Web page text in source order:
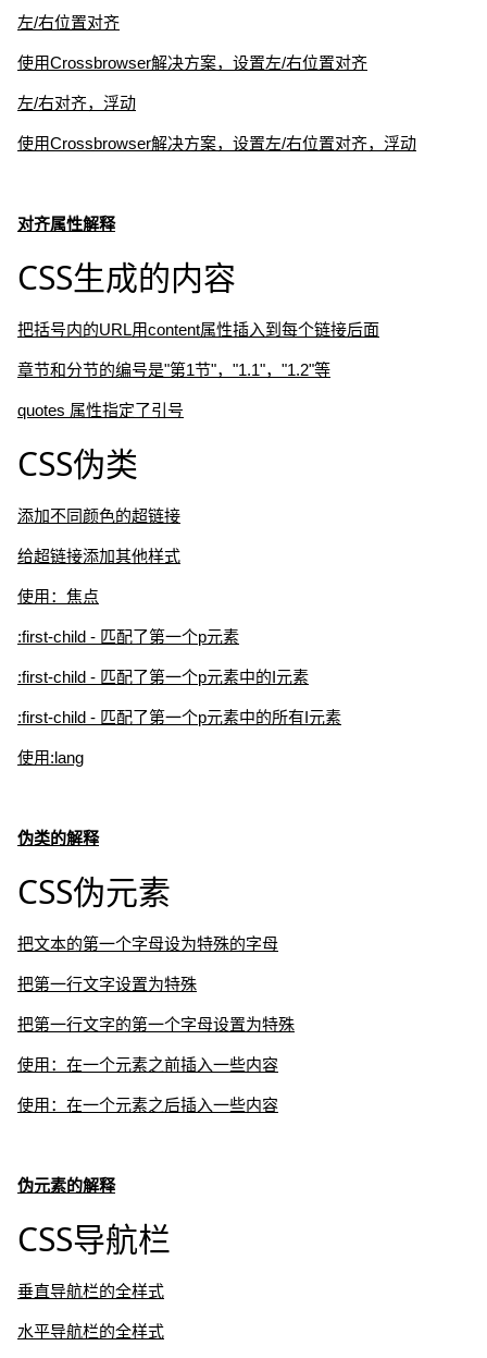
左/右位置对齐
使用Crossbrowser解决方案，设置左/右位置对齐
左/右对齐，浮动
使用Crossbrowser解决方案，设置左/右位置对齐，浮动
对齐属性解释
CSS生成的内容
把括号内的URL用content属性插入到每个链接后面
章节和分节的编号是"第1节"，"1.1"，"1.2"等
quotes 属性指定了引号
CSS伪类
添加不同颜色的超链接
给超链接添加其他样式
使用：焦点
:first-child - 匹配了第一个p元素
:first-child - 匹配了第一个p元素中的I元素
:first-child - 匹配了第一个p元素中的所有I元素
使用:lang
伪类的解释
CSS伪元素
把文本的第一个字母设为特殊的字母
把第一行文字设置为特殊
把第一行文字的第一个字母设置为特殊
使用：在一个元素之前插入一些内容
使用：在一个元素之后插入一些内容
伪元素的解释
CSS导航栏
垂直导航栏的全样式
水平导航栏的全样式